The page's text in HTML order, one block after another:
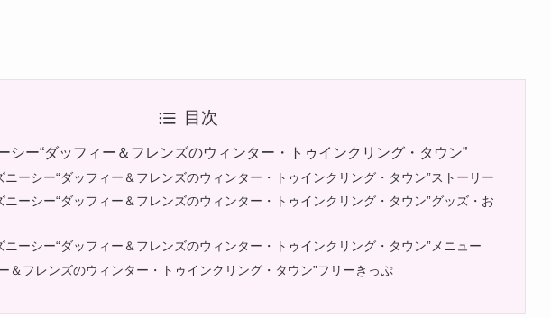
目次
シー“ダッフィー＆フレンズのウィンター・トゥインクリング・タウン”
ニーシー“ダッフィー＆フレンズのウィンター・トゥインクリング・タウン”ストーリー
ニーシー“ダッフィー＆フレンズのウィンター・トゥインクリング・タウン”グッズ・お
ニーシー“ダッフィー＆フレンズのウィンター・トゥインクリング・タウン”メニュー
＆フレンズのウィンター・トゥインクリング・タウン”フリーきっぷ